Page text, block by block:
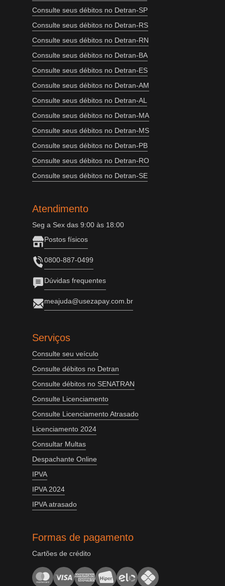
Consulte seus débitos no Detran-SP
Consulte seus débitos no Detran-RS
Consulte seus débitos no Detran-RN
Consulte seus débitos no Detran-BA
Consulte seus débitos no Detran-ES
Consulte seus débitos no Detran-AM
Consulte seus débitos no Detran-AL
Consulte seus débitos no Detran-MA
Consulte seus débitos no Detran-MS
Consulte seus débitos no Detran-PB
Consulte seus débitos no Detran-RO
Consulte seus débitos no Detran-SE
Atendimento
Seg a Sex das 9:00 às 18:00
Postos físicos
0800-887-0499
Dúvidas frequentes
meajuda@usezapay.com.br
Serviços
Consulte seu veículo
Consulte débitos no Detran
Consulte débitos no SENATRAN
Consulte Licenciamento
Consulte Licenciamento Atrasado
Licenciamento 2024
Consultar Multas
Despachante Online
IPVA
IPVA 2024
IPVA atrasado
Formas de pagamento
Cartões de crédito